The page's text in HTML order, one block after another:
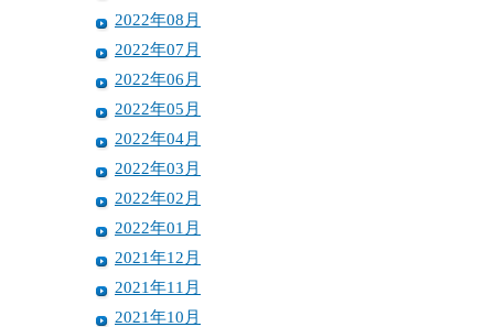
2022年08月
2022年07月
2022年06月
2022年05月
2022年04月
2022年03月
2022年02月
2022年01月
2021年12月
2021年11月
2021年10月